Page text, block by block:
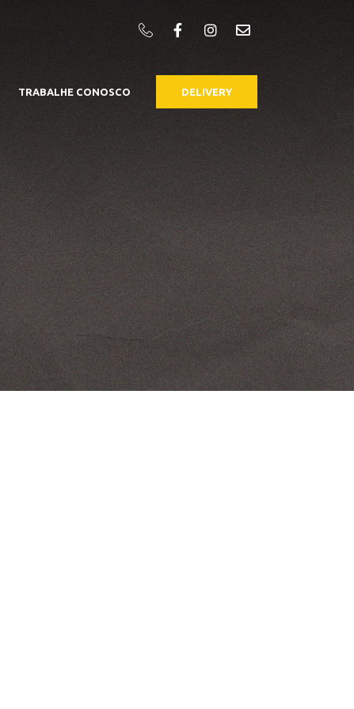
TRABALHE CONOSCO DELIVERY